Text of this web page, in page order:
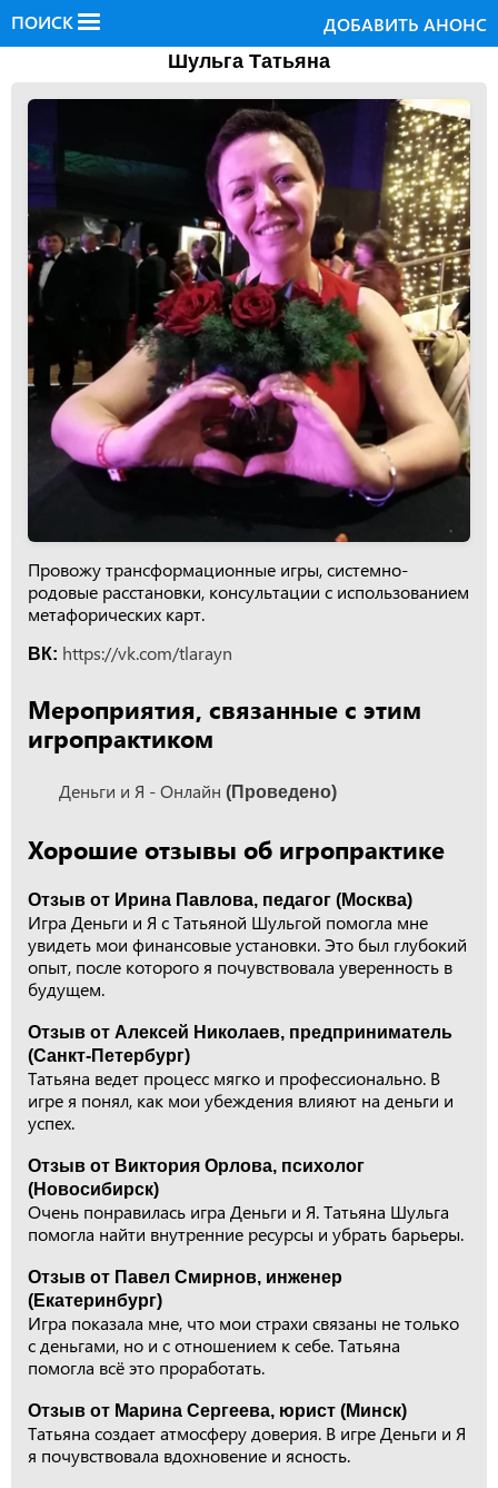
ПОИСК ДОБАВИТЬ АНОНС
Шульга Татьяна
Провожу трансформационные игры, системно-
родовые расстановки, консультации с использованием
метафорических карт.
ВК: https://vk.com/tlarayn
Мероприятия, связанные с этим
игропрактиком
Деньги и Я - Онлайн (Проведено)
Хорошие отзывы об игропрактике
Отзыв от Ирина Павлова, педагог (Москва)
Игра Деньги и Я с Татьяной Шульгой помогла мне
увидеть мои финансовые установки. Это был глубокий
опыт, после которого я почувствовала уверенность в
будущем.
Отзыв от Алексей Николаев, предприниматель
(Санкт-Петербург)
Татьяна ведет процесс мягко и профессионально. В
игре я понял, как мои убеждения влияют на деньги и
успех.
Отзыв от Виктория Орлова, психолог
(Новосибирск)
Очень понравилась игра Деньги и Я. Татьяна Шульга
помогла найти внутренние ресурсы и убрать барьеры.
Отзыв от Павел Смирнов, инженер
(Екатеринбург)
Игра показала мне, что мои страхи связаны не только
с деньгами, но и с отношением к себе. Татьяна
помогла всё это проработать.
Отзыв от Марина Сергеева, юрист (Минск)
Татьяна создает атмосферу доверия. В игре Деньги и Я
я почувствовала вдохновение и ясность.